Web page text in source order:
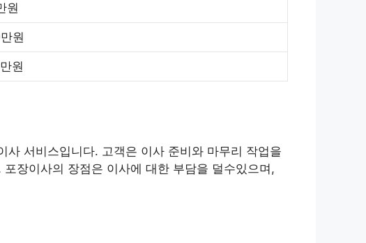
원
원
원
서비스입니다. 고객은 이사 준비와 마무리 작업을
장이사의 장점은 이사에 대한 부담을 덜수있으며,